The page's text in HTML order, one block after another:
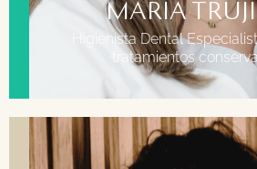
MARIA
Higienista Dental
tratamientos